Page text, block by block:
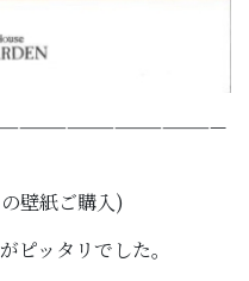
壁紙ご購入)
ピッタリでした。